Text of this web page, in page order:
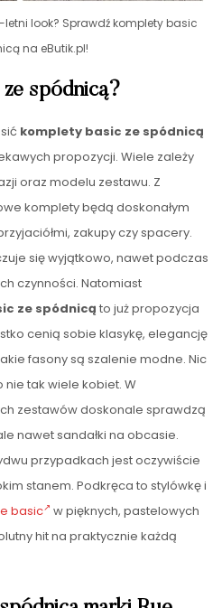
look? Sprawdź komplety basic
na eButik.pl!
spódnicą?
komplety basic ze spódnicą
propozycji. Wiele zależy
oraz modelu zestawu. Z
komplety będą doskonałym
zakupy czy spacery.
się wyjątkowo, nawet podczas
czynności. Natomiast
ze spódnicą to już propozycja
cenią sobie klasykę, elegancję
fasony są szalenie modne. Nic
tak wiele kobiet. W
zestawów doskonale sprawdzą
nawet sandałki na obcasie.
przypadkach jest oczywiście
stanem. Podkręca to stylówkę i
basic w pięknych, pastelowych
hit na praktycznie każdą